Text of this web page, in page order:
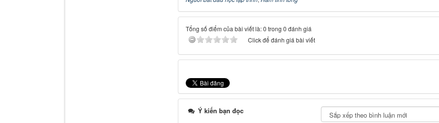
Tổng số điểm của bài viết là: 0 trong 0 đánh giá
Click để đánh giá bài viết
Ý kiến bạn đọc